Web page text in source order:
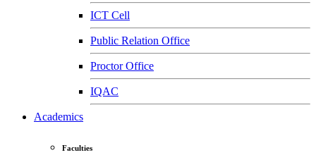
ICT Cell
Public Relation Office
Proctor Office
IQAC
Academics
Faculties